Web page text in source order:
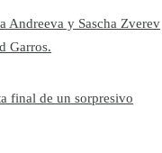
Andreeva y Sascha Zverev
Garros.
final de un sorpresivo